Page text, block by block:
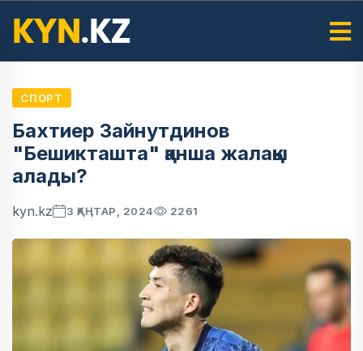
СПОРТ
Бахтиер Зайнутдинов
"Бешикташта" қанша жалақы
алады?
kyn.kz 3 ҚАҢТАР, 2024 2261